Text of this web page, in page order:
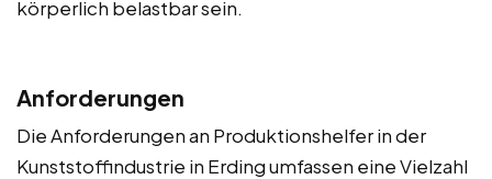
körperlich belastbar sein.
Anforderungen
Die Anforderungen an Produktionshelfer in der
Kunststoffindustrie in Erding umfassen eine Vielzahl